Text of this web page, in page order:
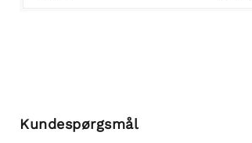
Kundespørgsmål